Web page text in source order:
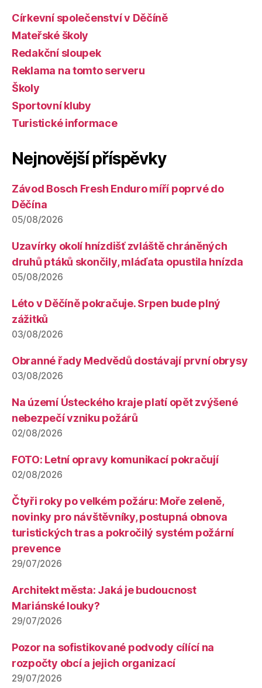
Církevní společenství v Děčíně
Mateřské školy
Redakční sloupek
Reklama na tomto serveru
Školy
Sportovní kluby
Turistické informace
Nejnovější příspěvky
Závod Bosch Fresh Enduro míří poprvé do
Děčína
05/08/2026
Uzavírky okolí hnízdišť zvláště chráněných
druhů ptáků skončily, mláďata opustila hnízda
05/08/2026
Léto v Děčíně pokračuje. Srpen bude plný
zážitků
03/08/2026
Obranné řady Medvědů dostávají první obrysy
03/08/2026
Na území Ústeckého kraje platí opět zvýšené
nebezpečí vzniku požárů
02/08/2026
FOTO: Letní opravy komunikací pokračují
02/08/2026
Čtyři roky po velkém požáru: Moře zeleně,
novinky pro návštěvníky, postupná obnova
turistických tras a pokročilý systém požární
prevence
29/07/2026
Architekt města: Jaká je budoucnost
Mariánské louky?
29/07/2026
Pozor na sofistikované podvody cílící na
rozpočty obcí a jejich organizací
29/07/2026